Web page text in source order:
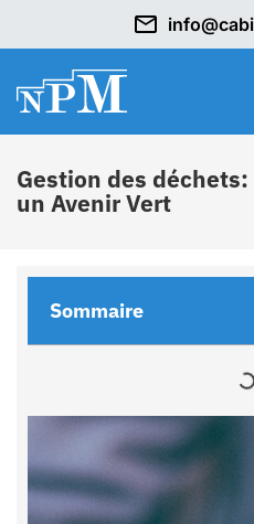
Gestion des
un Avenir Vert
Sommaire